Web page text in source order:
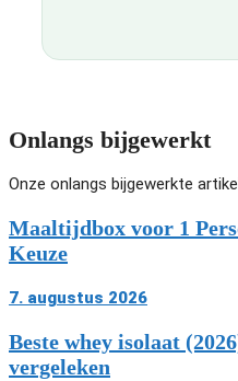
Onlangs bijgewerkt
Onze onlangs bijgewerkte
Maaltijdbox voor 1
Keuze
7. augustus 2026
Beste whey isolaat
vergeleken